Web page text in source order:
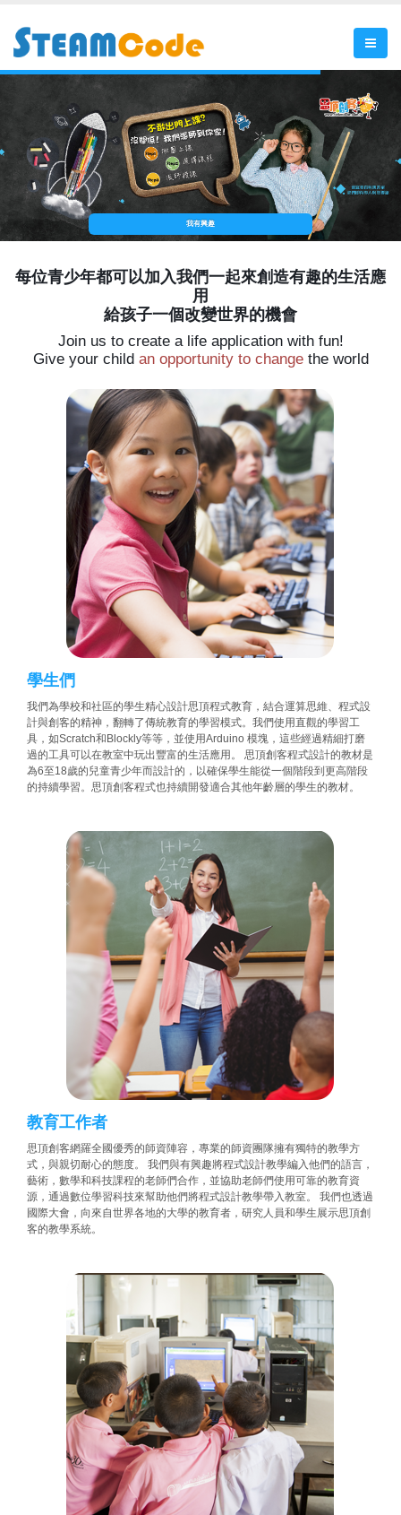
我有興趣
每位青少年都可以加入我們一起來創造有趣的生活應
用
給孩子一個改變世界的機會
Join us to create a life application with fun!
Give your child an opportunity to changethe world
學生們
我們為學校和社區的學生精心設計思頂程式教育，結合運算思維、程式設
計與創客的精神，翻轉了傳統教育的學習模式。我們使用直觀的學習工
具，如Scratch和Blockly等等，並使用Arduino 模塊，這些經過精細打磨
過的工具可以在教室中玩出豐富的生活應用。 思頂創客程式設計的教材是
為6至18歲的兒童青少年而設計的，以確保學生能從一個階段到更高階段
的持續學習。思頂創客程式也持續開發適合其他年齡層的學生的教材。
教育工作者
思頂創客網羅全國優秀的師資陣容，專業的師資團隊擁有獨特的教學方
式，與親切耐心的態度。 我們與有興趣將程式設計教學編入他們的語言，
藝術，數學和科技課程的老師們合作，並協助老師們使用可靠的教育資
源，通過數位學習科技來幫助他們將程式設計教學帶入教室。 我們也透過
國際大會，向來自世界各地的大學的教育者，研究人員和學生展示思頂創
客的教學系統。